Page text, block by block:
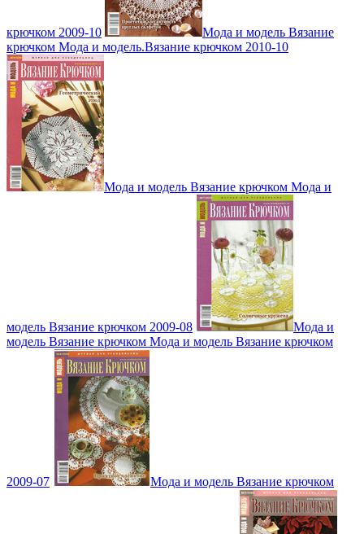
крючком 2009-10
Мода и модель Вязание
крючком Мода и модель.Вязание крючком 2010-10
Мода и модель Вязание крючком Мода и
модель Вязание крючком 2009-08
Мода и
модель Вязание крючком Мода и модель Вязание крючком
2009-07 Мода и модель Вязание крючком